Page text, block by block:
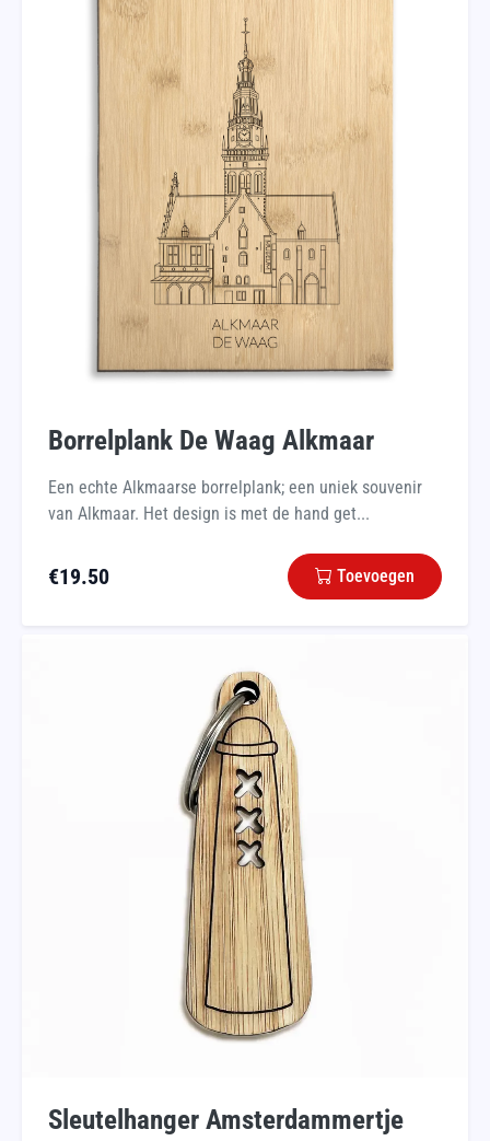
Borrelplank De Waag Alkmaar
Een echte Alkmaarse borrelplank; een uniek souvenir
van Alkmaar. Het design is met de hand get...
€19.50 Toevoegen
Sleutelhanger Amsterdammertje